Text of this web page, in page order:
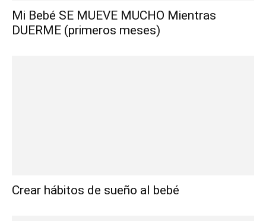
Mi Bebé SE MUEVE MUCHO Mientras
DUERME (primeros meses)
Crear hábitos de sueño al bebé